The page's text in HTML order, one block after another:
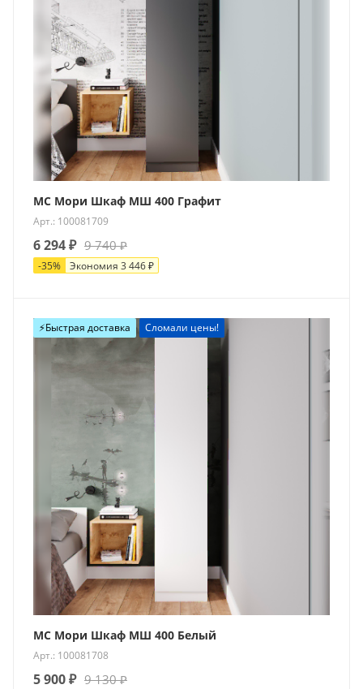
МС Мори Шкаф МШ 400 Графит
Арт.: 100081709
6 294₽ 9 740₽
-35% Экономия 3 446₽
⚡️Быстрая доставка Сломали цены!
МС Мори Шкаф МШ 400 Белый
Арт.: 100081708
5 900₽ 9 130₽